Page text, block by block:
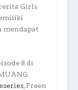
Girls
mendapat
8 di
, Freen